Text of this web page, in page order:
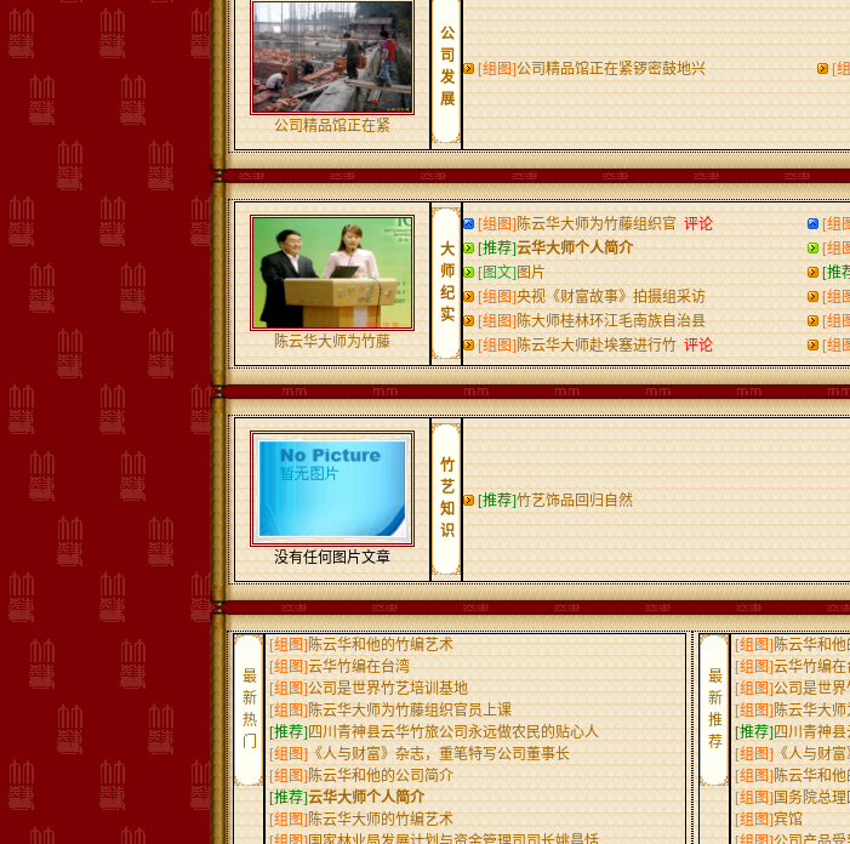
公司精品馆正在紧
公
司
发
展
[组图]公司精品馆正在紧锣密鼓地兴 [
陈云华大师为竹藤
大
师
纪
实
[组图]陈云华大师为竹藤组织官 评论 [组
[推荐]云华大师个人简介 [组
[图文]图片 [推
[组图]央视《财富故事》拍摄组采访 [组
[组图]陈大师桂林环江毛南族自治县 [组
[组图]陈云华大师赴埃塞进行竹 评论 [组
没有任何图片文章
竹
艺
知
识
[推荐]竹艺饰品回归自然
最
新
热
门
[组图]陈云华和他的竹编艺术
[组图]云华竹编在台湾
[组图]公司是世界竹艺培训基地
[组图] 陈云华大师为竹藤组织官员上课
[推荐]四川青神县云华竹旅公司永远做农民的贴心人
[组图]《人与财富》杂志，重笔特写公司董事长
[组图]陈云华和他的公司简介
[推荐]云华大师个人简介
[组图] 陈云华大师的竹编艺术
最
新
推
荐
[组图]陈云华和他
[组图]云华竹编在
[组图]公司是世界
[组图] 陈云华大
[推荐]四川青神县
[组图]《人与财富
[组图]陈云华和他
[组图]国务院总理
[组图]宾馆